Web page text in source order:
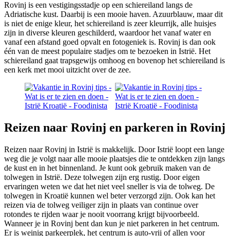
Rovinj is een vestigingsstadje op een schiereiland langs de
Adriatische kust. Daarbij is een mooie haven. Azuurblauw, maar dit
is niet de enige kleur, het schiereiland is zeer kleurrijk, alle huisjes
zijn in diverse kleuren geschilderd, waardoor het vanaf water en
vanaf een afstand goed opvalt en fotogeniek is. Rovinj is dan ook
één van de meest populaire stadjes om te bezoeken in Istrië. Het
schiereiland gaat trapsgewijs omhoog en bovenop het schiereiland is
een kerk met mooi uitzicht over de zee.
Reizen naar Rovinj en parkeren in Rovinj
Reizen naar Rovinj in Istrië is makkelijk. Door Istrië loopt een lange
weg die je volgt naar alle mooie plaatsjes die te ontdekken zijn langs
de kust en in het binnenland. Je kunt ook gebruik maken van de
tolwegen in Istrië. Deze tolwegen zijn erg rustig. Door eigen
ervaringen weten we dat het niet veel sneller is via de tolweg. De
tolwegen in Kroatië kunnen wel beter verzorgd zijn. Ook kan het
reizen via de tolweg veiliger zijn in plaats van continue over
rotondes te rijden waar je nooit voorrang krijgt bijvoorbeeld.
Wanneer je in Rovinj bent dan kun je niet parkeren in het centrum.
Er is weinig parkeerplek, het centrum is auto-vrij of allen voor